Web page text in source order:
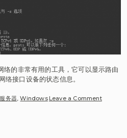
期
题
的非常有用的工具，它可以显示路由
络接口设备的状态信息。
务器,WindowsLeave a Commenton